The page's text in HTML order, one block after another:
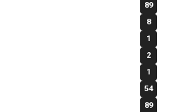
89
8
1
2
1
54
89